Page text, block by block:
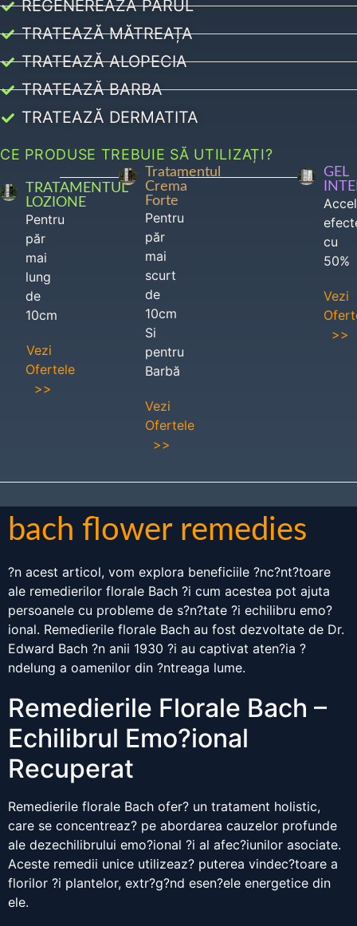
REGENEREAZĂ PĂRUL
TRATEAZĂ MĂTREAȚA
TRATEAZĂ ALOPECIA
TRATEAZĂ BARBA
TRATEAZĂ DERMATITA
CE PRODUSE TREBUIE SĂ UTILIZAȚI?
TRATAMENTUL
LOZIONE
Pentru
păr
mai
lung
de
10cm
Vezi
Ofertele
>>
Tratamentul
Crema
Forte
Pentru
păr
mai
scurt
de
10cm
Si
pentru
Barbă
Vezi
Ofertele
>>
GEL
cu
50%
Vezi
>>
bach flower remedies
?n acest articol, vom explora beneficiile ?nc?nt?toare
ale remedierilor florale Bach ?i cum acestea pot ajuta
persoanele cu probleme de s?n?tate ?i echilibru emo?
ional. Remedierile florale Bach au fost dezvoltate de Dr.
Edward Bach ?n anii 1930 ?i au captivat aten?ia ?
ndelung a oamenilor din ?ntreaga lume.
Remedierile Florale Bach –
Echilibrul Emo?ional
Recuperat
Remedierile florale Bach ofer? un tratament holistic,
care se concentreaz? pe abordarea cauzelor profunde
ale dezechilibrului emo?ional ?i al afec?iunilor asociate.
Aceste remedii unice utilizeaz? puterea vindec?toare a
florilor ?i plantelor, extr?g?nd esen?ele energetice din
ele.